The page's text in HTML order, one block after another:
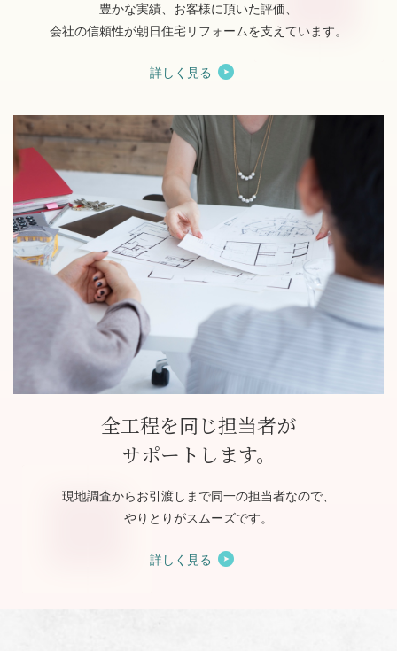
豊かな実績、お客様に頂いた評価、
会社の信頼性が朝日住宅リフォームを支えています。
詳しく見る
全工程を同じ担当者が
サポートします。
現地調査からお引渡しまで同一の担当者なので、
やりとりがスムーズです。
詳しく見る